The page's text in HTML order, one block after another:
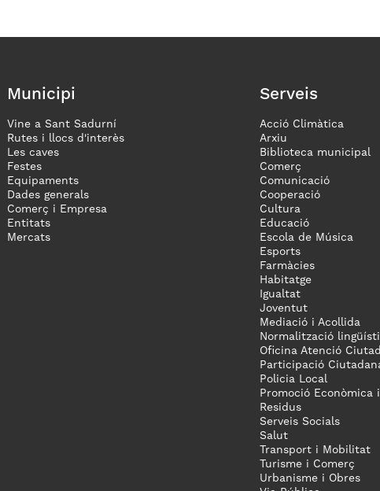
Municipi
Vine a Sant Sadurní
Rutes i llocs d'interès
Les caves
Festes
Equipaments
Dades generals
Comerç i Empresa
Entitats
Mercats
Serveis
Acció Climàtica
Arxiu
Biblioteca municipal
Comerç
Comunicació
Cooperació
Cultura
Educació
Escola de Música
Esports
Farmàcies
Habitatge
Igualtat
Joventut
Mediació i Acollida
Normalització
Oficina Atenció
Participació
Policia Local
Promoció Econòmica
Residus
Serveis Socials
Salut
Transport i Mobilitat
Turisme i Comerç
Urbanisme i Obres